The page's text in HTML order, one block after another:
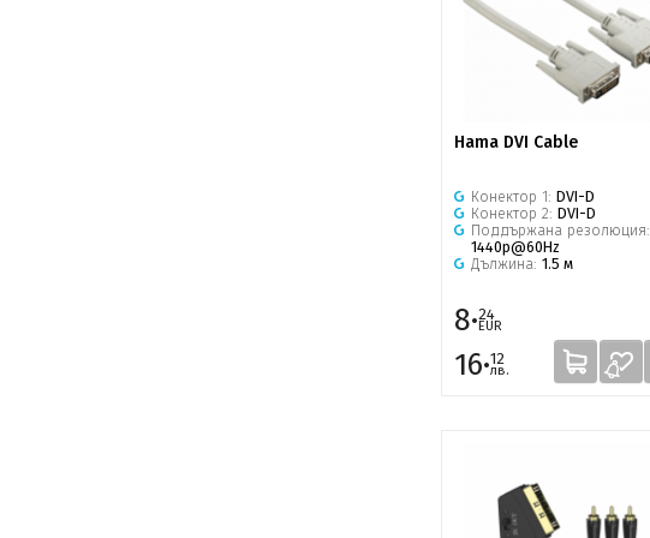
Hama DVI Cable
Конектор 1: DVI-D
Конектор 2: DVI-D
Поддържана резолюция:
1440p@60Hz
Дължина: 1.5 м
8·24
EUR
16·12
лв.